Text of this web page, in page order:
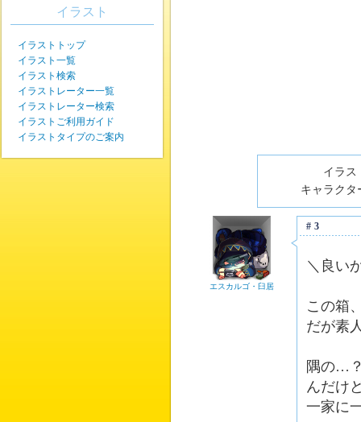
イラス
キャラクタ
エスカルゴ・臼居
#3
＼良い
この箱
だが素
隅の…
んだけ
一家に
イラスト
イラストトップ
イラスト一覧
イラスト検索
イラストレーター一覧
イラストレーター検索
イラストご利用ガイド
イラストタイプのご案内